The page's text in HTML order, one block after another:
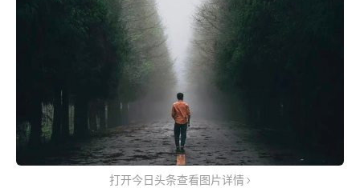
打开今日头条查看图片详情